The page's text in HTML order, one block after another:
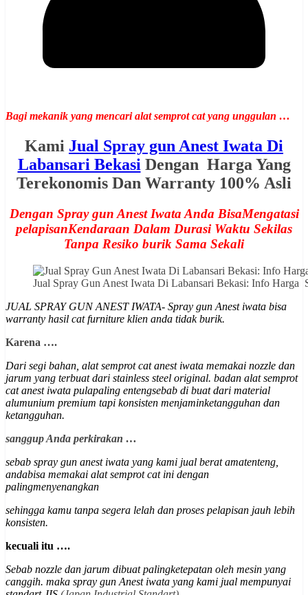
Bagi mekanik yang mencari alat semprot cat yang unggulan …
Kami Jual Spray gun Anest Iwata Di
Labansari BekasiDengan Harga Yang
Terekonomis Dan Warranty 100% Asli
Dengan Spray gun Anest Iwata Anda BisaMengatasi
pelapisanKendaraan Dalam Durasi Waktu Sekilas
Tanpa Resiko burik Sama Sekali
Jual Spray Gun Anest Iwata Di Labansari Bekasi: Info Harga
JUAL SPRAY GUN ANEST IWATA- Spray gun Anest iwata bisa
warranty hasil cat furniture klien anda tidak burik.
Karena ….
Dari segi bahan, alat semprot cat anest iwata memakai nozzle dan
jarum yang terbuat dari stainless steel original. badan alat semprot
cat anest iwata pulapaling entengsebab di buat dari material
alumunium premium tapi konsisten menjaminketangguhan dan
ketangguhan.
sanggup Anda perkirakan …
sebab spray gun anest iwata yang kami jual berat amatenteng,
andabisa memakai alat semprot cat ini dengan
palingmenyenangkan
sehingga kamu tanpa segera lelah dan proses pelapisan jauh lebih
konsisten.
kecuali itu ….
Sebab nozzle dan jarum dibuat palingketepatan oleh mesin yang
canggih. maka spray gun Anest iwata yang kami jual mempunyai